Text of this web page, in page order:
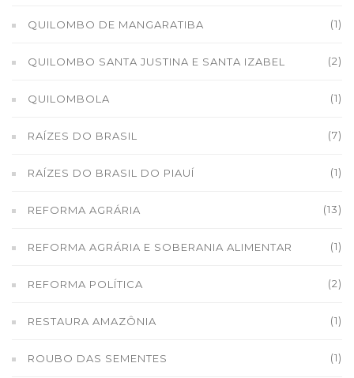
QUILOMBO DE MANGARATIBA (1)
QUILOMBO SANTA JUSTINA E SANTA IZABEL (2)
QUILOMBOLA (1)
RAÍZES DO BRASIL (7)
RAÍZES DO BRASIL DO PIAUÍ (1)
REFORMA AGRÁRIA (13)
REFORMA AGRÁRIA E SOBERANIA ALIMENTAR (1)
REFORMA POLÍTICA (2)
RESTAURA AMAZÔNIA (1)
ROUBO DAS SEMENTES (1)